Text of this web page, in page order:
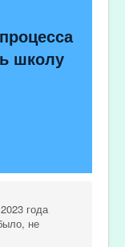
школу
года
не